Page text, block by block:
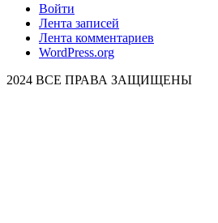
Войти
Лента записей
Лента комментариев
WordPress.org
2024 ВСЕ ПРАВА ЗАЩИЩЕНЫ